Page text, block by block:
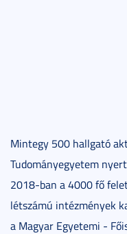
Mintegy 500 hallgató
Tudományegyetem
2018-ban a 4000 fő
létszámú intézmények
a Magyar Egyetemi -